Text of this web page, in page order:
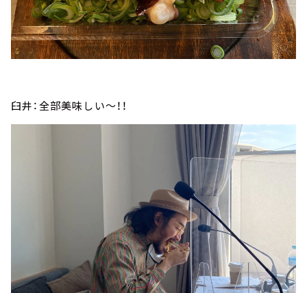
臼井：全部美味しい～！！